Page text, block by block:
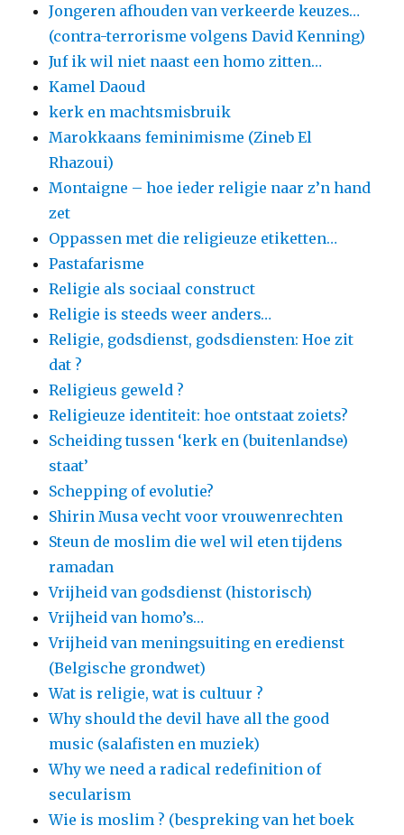
Jongeren afhouden van verkeerde keuzes…
(contra-terrorisme volgens David Kenning)
Juf ik wil niet naast een homo zitten…
Kamel Daoud
kerk en machtsmisbruik
Marokkaans feminimisme (Zineb El
Rhazoui)
Montaigne – hoe ieder religie naar z’n hand
zet
Oppassen met die religieuze etiketten…
Pastafarisme
Religie als sociaal construct
Religie is steeds weer anders…
Religie, godsdienst, godsdiensten: Hoe zit
dat ?
Religieus geweld ?
Religieuze identiteit: hoe ontstaat zoiets?
Scheiding tussen ‘kerk en (buitenlandse)
staat’
Schepping of evolutie?
Shirin Musa vecht voor vrouwenrechten
Steun de moslim die wel wil eten tijdens
ramadan
Vrijheid van godsdienst (historisch)
Vrijheid van homo’s…
Vrijheid van meningsuiting en eredienst
(Belgische grondwet)
Wat is religie, wat is cultuur ?
Why should the devil have all the good
music (salafisten en muziek)
Why we need a radical redefinition of
secularism
Wie is moslim ? (bespreking van het boek